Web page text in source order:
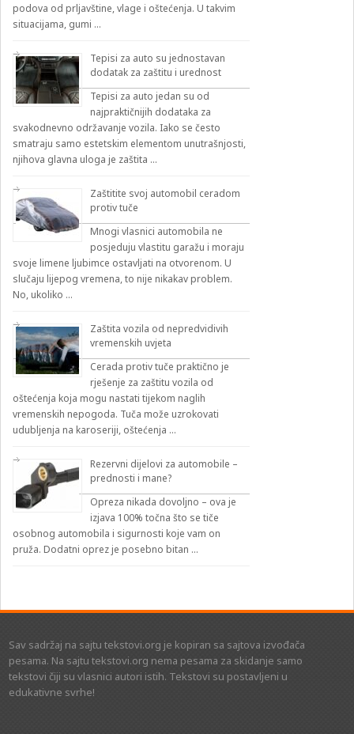
podova od prljavštine, vlage i oštećenja. U takvim
situacijama, gumi …
Tepisi za auto su jednostavan
dodatak za zaštitu i urednost
Tepisi za auto jedan su od
najpraktičnijih dodataka za
svakodnevno održavanje vozila. Iako se često
smatraju samo estetskim elementom unutrašnjosti,
njihova glavna uloga je zaštita …
Zaštitite svoj automobil ceradom
protiv tuče
Mnogi vlasnici automobila ne
posjeduju vlastitu garažu i moraju
svoje limene ljubimce ostavljati na otvorenom. U
slučaju lijepog vremena, to nije nikakav problem.
No, ukoliko …
Zaštita vozila od nepredvidivih
vremenskih uvjeta
Cerada protiv tuče praktično je
rješenje za zaštitu vozila od
oštećenja koja mogu nastati tijekom naglih
vremenskih nepogoda. Tuča može uzrokovati
udubljenja na karoseriji, oštećenja …
Rezervni dijelovi za automobile –
prednosti i mane?
Opreza nikada dovoljno – ova je
izjava 100% točna što se tiče
osobnog automobila i sigurnosti koje vam on
pruža. Dodatni oprez je posebno bitan …
Sav sadržaj na sajtu tekstovi.org je kopiran sa sajtova izvođača
pesama. Na sajtu tekstovi.org nema pesama za skidanje samo
tekstovi čiji su vlasnici autori istih. Tekstovi su postavljeni u
edukativne svrhe!